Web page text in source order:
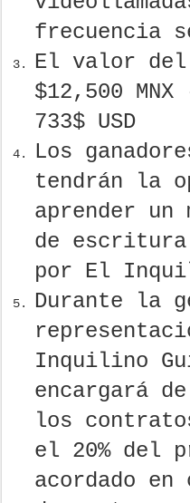
frecuencia
El valor
$12,500
733$ USD
Los
tendrán la
aprender un
de escritura
por El
Durante la
Inquilino
encargará
los
el 20% del
acordado en